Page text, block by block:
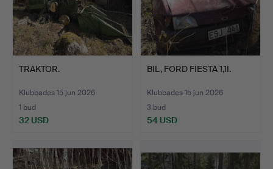
TRAKTOR.
Klubbades 15 jun 2026
1 bud
32 USD
BIL, FORD FIESTA 1,1I.
Klubbades 15 jun 2026
3 bud
54 USD